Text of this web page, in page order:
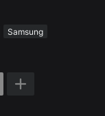
Samsung